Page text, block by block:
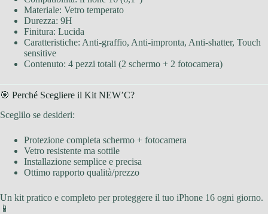
Materiale: Vetro temperato
Durezza: 9H
Finitura: Lucida
Caratteristiche: Anti-graffio, Anti-impronta, Anti-shatter, Touch
sensitive
Contenuto: 4 pezzi totali (2 schermo + 2 fotocamera)
🎯 Perché Scegliere il Kit NEW’C?
Sceglilo se desideri:
Protezione completa schermo + fotocamera
Vetro resistente ma sottile
Installazione semplice e precisa
Ottimo rapporto qualità/prezzo
Un kit pratico e completo per proteggere il tuo iPhone 16 ogni giorno.
📱